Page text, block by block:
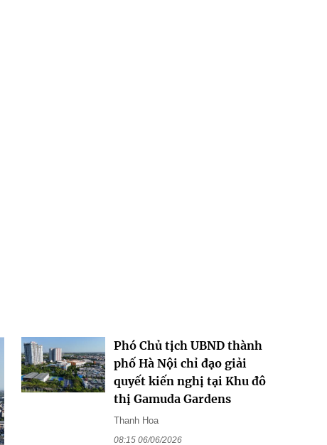
Phó Chủ tịch UBND thành
phố Hà Nội chỉ đạo giải
quyết kiến nghị tại Khu đô
thị Gamuda Gardens
Thanh Hoa
08:15 06/06/2026